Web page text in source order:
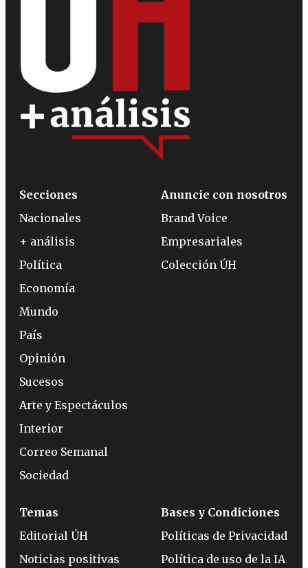
Secciones
Nacionales
+ análisis
Política
Economía
Mundo
País
Opinión
Sucesos
Arte y Espectáculos
Interior
Correo Semanal
Sociedad
Anuncie con nosotros
Brand Voice
Empresariales
Colección ÚH
Temas
Editorial ÚH
Noticias positivas
Bases y Condiciones
Políticas de Privacidad
Política de uso de la IA